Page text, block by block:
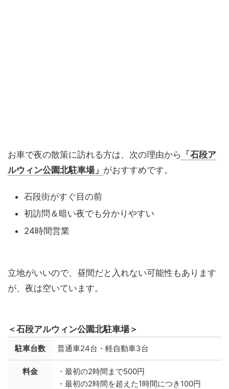
お車で夜の散策に訪れる方は、次の理由から 「石段ア
ルウィン公園北駐車場」 がおすすめです。
石段街がすぐ目の前
初訪問＆暗い夜でも分かりやすい
24時間営業
立地がいいので、昼間だと入れない可能性もあります
が、夜は空いています。
＜石段アルウィン公園北駐車場＞
駐車台数 普通車24台・軽自動車3台
料金
・最初の2時間まで500円
・最初の2時間を超えた1時間につき100円